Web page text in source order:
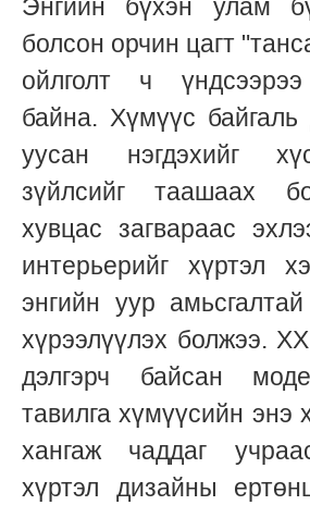
Энгийн бүхэн улам
болсон орчин цагт
ойлголт ч
байна. Хүмүүс байгаль
уусан нэгдэхийг
зүйлсийг таашаах
хувцас загвараас
интерьерийг хүртэл
энгийн уур
хүрээлүүлэх болжээ.
дэлгэрч байсан
тавилга хүмүүсийн энэ
хангаж чаддаг
хүртэл дизайны